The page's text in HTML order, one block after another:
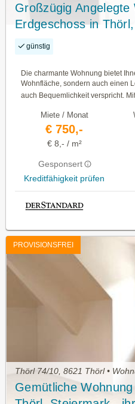
Großzügig Angelegte
Erdgeschoss in
Neues Zuhause!
günstig
Die charmante Wohnung bietet
Wohnfläche, sondern auch einen
auch Bequemlichkeit verspricht.
Miete / Monat
€ 750,-
€ 8,- / m²
Gesponsert
Kreditfähigkeit prüfen
PROVISIONSFREI
Thörl 74/10, 8621 Thörl •
Gemütliche